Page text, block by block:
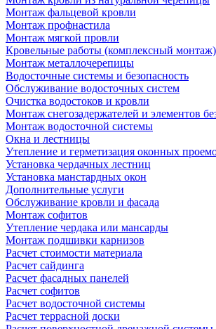
Монтаж фальцевой кровли
Монтаж профнастила
Монтаж мягкой провли
Кровельные работы (комплексный монтаж)
Монтаж металлочерепицы
Водосточные системы и безопасность
Обслуживание водосточных систем
Очистка водостоков и кровли
Монтаж снегозадержателей и элементов
Монтаж водосточной системы
Окна и лестницы
Утепление и герметизация оконных
Установка чердачных лестниц
Установка манстардных окон
Дополнительные услуги
Обслуживание кровли и фасада
Монтаж софитов
Утепление чердака или мансарды
Монтаж подшивки карнизов
Расчет стоимости материала
Расчет сайдинга
Расчет фасадных панелей
Расчет софитов
Расчет водосточной системы
Расчет террасной доски